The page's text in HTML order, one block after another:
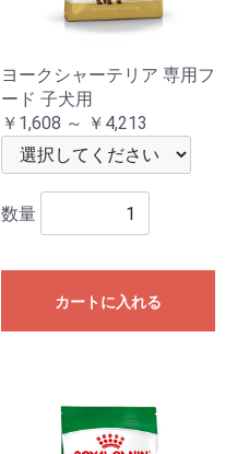
ヨークシャーテリア 専用フ
ード 子犬用
￥1,608 ～ ￥4,213
数量
カートに入れる